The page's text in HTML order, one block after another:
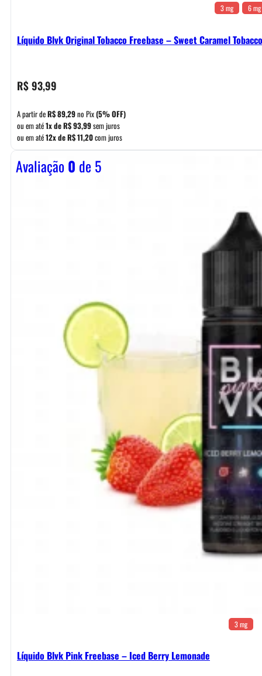
3 mg 6 mg
Líquido Blvk Original Tobacco Freebase – Sweet Caramel Tobacco
R$93,99
A partir deR$89,29no Pix(5% OFF)
ou em até1x deR$93,99sem juros
ou em até12x deR$11,20com juros
Avaliação0 de 5
3 mg
Líquido Blvk Pink Freebase – Iced Berry Lemonade